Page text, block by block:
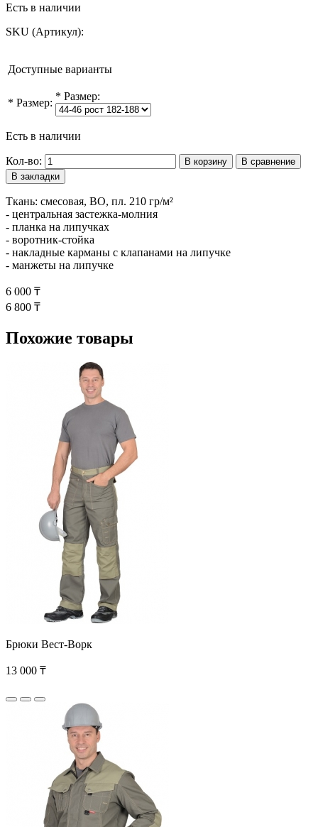
Есть в наличии
SKU (Артикул):
Доступные варианты
* Размер:
* Размер:
Есть в наличии
Кол-во: В корзину
В сравнение
В закладки
Ткань: смесовая, ВО, пл. 210 гр/м²
- центральная застежка-молния
- планка на липучках
- воротник-стойка
- накладные карманы с клапанами на липучке
- манжеты на липучке
6 000 ₸
6 800 ₸
Похожие товары
Брюки Вест-Ворк
13 000 ₸